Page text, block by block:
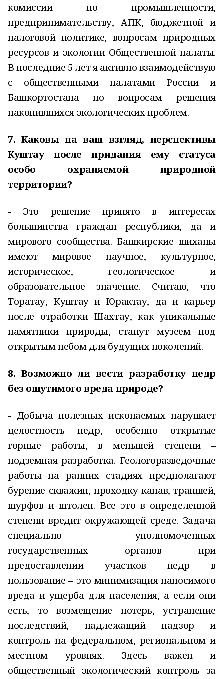
комиссии по промышленности,
предпринимательству, АПК, бюджетной и
налоговой политике, вопросам природных
ресурсов и экологии Общественной палаты.
В последние 5 лет я активно взаимодействую
с общественными палатами России и
Башкортостана по вопросам решения
накопившихся экологических проблем.
7. Каковы на ваш взгляд, перспективы
Куштау после придания ему статуса
особо охраняемой природной
территории?
- Это решение принято в интересах
большинства граждан республики, да и
мирового сообщества. Башкирские шиханы
имеют мировое научное, культурное,
историческое, геологическое и
образовательное значение. Считаю, что
Торатау, Куштау и Юрактау, да и карьер
после отработки Шахтау, как уникальные
памятники природы, станут музеем под
открытым небом для будущих поколений.
8. Возможно ли вести разработку недр
без ощутимого вреда природе?
- Добыча полезных ископаемых нарушает
целостность недр, особенно открытые
горные работы, в меньшей степени –
подземная разработка. Геологоразведочные
работы на ранних стадиях предполагают
бурение скважин, проходку канав, траншей,
шурфов и штолен. Все это в определенной
степени вредит окружающей среде. Задача
специально уполномоченных
государственных органов при
предоставлении участков недр в
пользование – это минимизация наносимого
вреда и ущерба для населения, а если они
есть, то возмещение потерь, устранение
последствий, надлежащий надзор и
контроль на федеральном, региональном и
местном уровнях. Здесь важен и
общественный экологический контроль за